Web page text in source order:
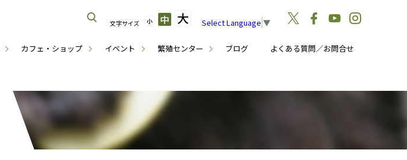
カフェ・ショップ イベント 繁殖センター ブログ よくある質問／お問合せ
文字サイズ 小 中 大 Select Language ▼